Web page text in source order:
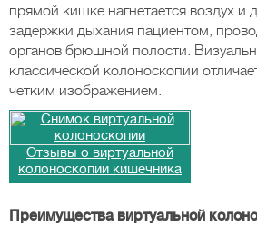
прямой кишке нагнетается воздух и
задержки дыхания пациентом,
органов брюшной полости.
классической колоноскопии
четким изображением.
Отзывы о виртуальной
колоноскопии кишечника
Преимущества виртуальной